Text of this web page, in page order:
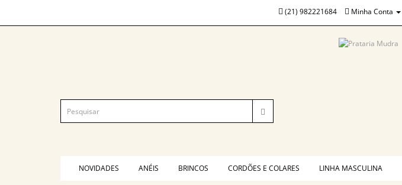
(21) 982221684 Minha Conta
NOVIDADES ANÉIS BRINCOS CORDÕES E COLARES LINHA MASCULINA